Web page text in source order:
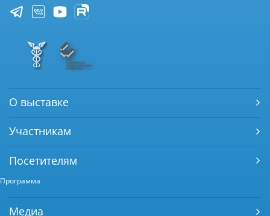
О выставке
Участникам
Посетителям
Программа
Медиа